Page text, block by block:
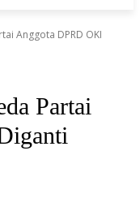
Anggota DPRD OKI
Partai